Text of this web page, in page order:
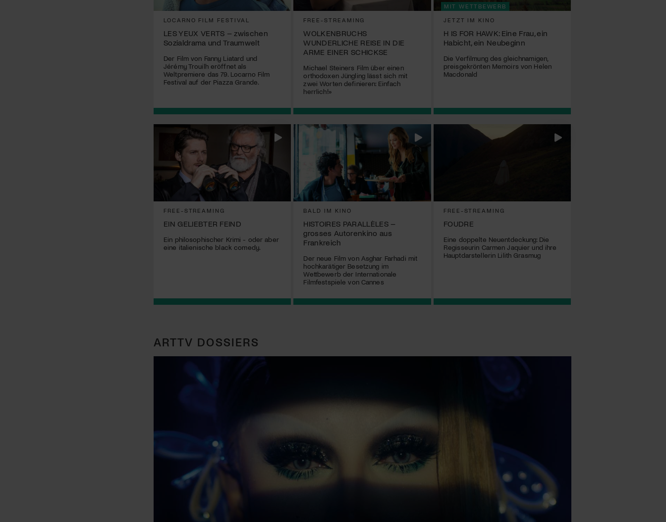
LOCARNO FILM FESTIVAL
LES YEUX VERTS – zwischen
Sozialdrama und Traumwelt
Der Film von Fanny Liatard und
Jérémy Trouilh eröffnet als
Weltpremiere das 79. Locarno Film
Festival auf der Piazza Grande.
FREE-STREAMING
WOLKENBRUCHS
WUNDERLICHE REISE IN DIE
ARME EINER SCHICKSE
Michael Steiners Film über einen
orthodoxen Jüngling lässt sich mit
zwei Worten definieren: Einfach
herrlich!»
MIT WETTBEWERB
JETZT IM KINO
H IS FOR HAWK: Eine Frau, ein
Habicht, ein Neubeginn
Die Verfilmung des gleichnamigen,
preisgekrönten Memoirs von Helen
Macdonald
FREE-STREAMING
EIN GELIEBTER FEIND
Ein philosophischer Krimi - oder aber
eine italienische black comedy.
BALD IM KINO
HISTOIRES PARALLÈLES –
grosses Autorenkino aus
Frankreich
Der neue Film von Asghar Farhadi mit
hochkarätiger Besetzung im
Wettbewerb der Internationale
Filmfestspiele von Cannes
FREE-STREAMING
FOUDRE
Eine doppelte Neuentdeckung: Die
Regisseurin Carmen Jaquier und ihre
Hauptdarstellerin Lilith Grasmug
ARTTV DOSSIERS